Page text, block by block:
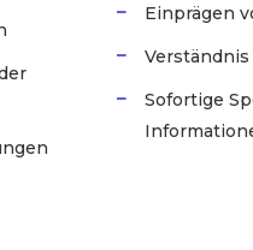
Einprägen
Sofortige